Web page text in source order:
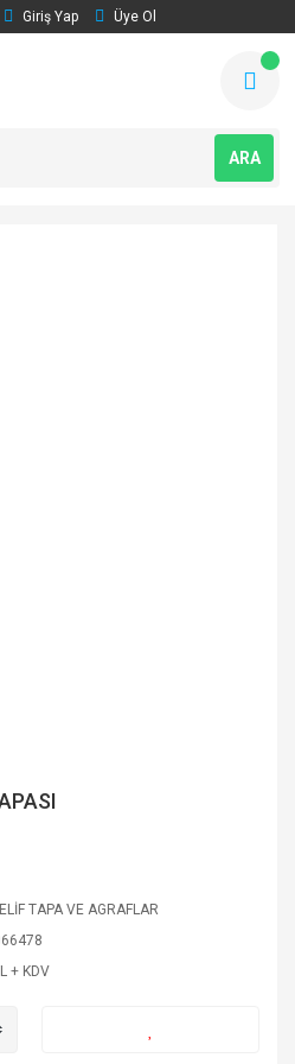
Giriş Yap Üye Ol
ARA
TAPA VE AGRAFLAR
+ KDV